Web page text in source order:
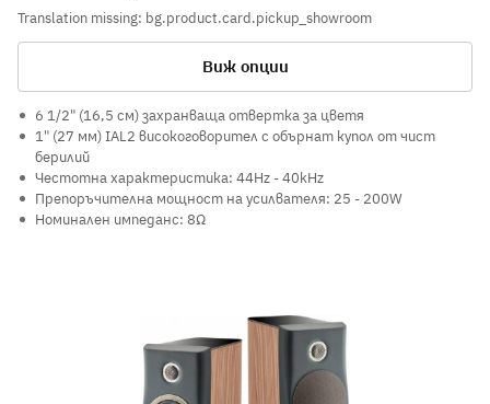
Translation missing: bg.product.card.pickup_showroom
Виж опции
6 1/2" (16,5 см) захранваща отвертка за цветя
1" (27 мм) IAL2 високоговорител с обърнат купол от чист
берилий
Честотна характеристика: 44Hz - 40kHz
Препоръчителна мощност на усилвателя: 25 - 200W
Номинален импеданс: 8Ω